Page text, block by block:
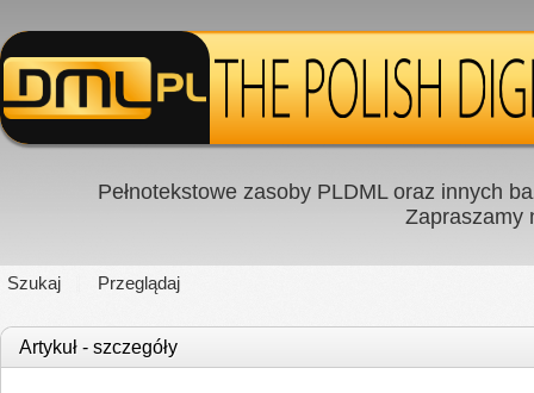
Pełnotekstowe zasoby PLDML oraz innych
Zapraszamy
Szukaj Przeglądaj
Artykuł - szczegóły